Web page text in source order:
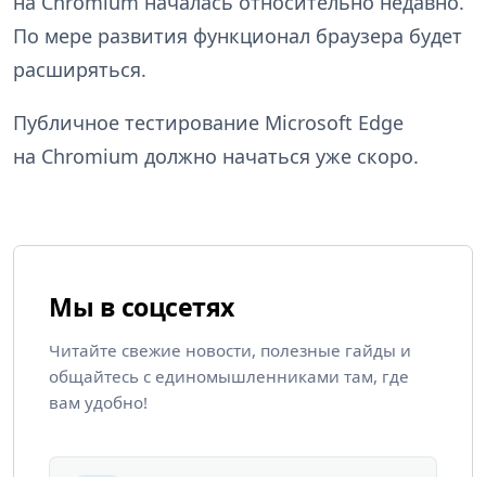
По мере развития функционал браузера будет
расширяться.
Публичное тестирование Microsoft Edge
на Chromium должно начаться уже скоро.
Мы в соцсетях
Читайте свежие новости, полезные гайды и
общайтесь с единомышленниками там, где
вам удобно!